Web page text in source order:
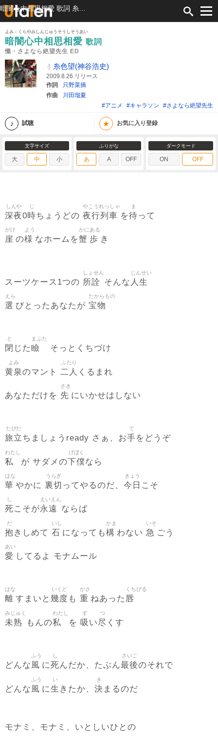
よみ：くらやみしんじゅうそうしそうあい
暗闇心中相思相愛 歌詞
懺・さよなら絶望先生 ED
糸色望(神谷浩史)
2009.8.26 リリース
作詞
只野菜摘
作曲
川田瑠夏
#アニメ
#キャラソン #さよなら絶望先生
試聴 ★ お気に入り登録
文字サイズ
大 中 小
ふりがな
あ A OFF
ダークモード
ON OFF
深夜
しんや
0時
じ
ちょうどの 夜行列車
やこうれっしゃ
を待
ま
って
崖
がけ
の様
よう
なホームを蟹
かに
歩
ある
き
スーツケース1つの 所詮
しょせん
そんな 人生
じんせい
選
えら
びとったあなたが 宝物
たからもの
閉
と
じた瞼
まぶた
そっとくちづけ
黄泉
よみ
のマント 二人
ふたり
くるまれ
あなただけを 先
さき
にいかせはしない
旅立
たびだ
ちましょうready さぁ、お手
て
をどうぞ
私
わたし
が サダメの下僕
げぼく
なら
華
はな
やかに 裏切
うらぎ
ってやるのだ、 今日
きょう
こそ
死
し
こそが永遠
えいえん
ならば
抱
だ
きしめて 石
いし
になっても構
かま
わない 急
いそ
ごう
愛
あい
してるよ モナムール
離
はな
すまいと 幾度
いくど
も 重
かさ
ねあった 唇
くちびる
未熟
みじゅく
もんの私
わたし
を 吸
す
い尽
つ
くす
どんな風
ふう
に死
し
んだか、たぶん最後
さいご
のそれで
どんな 風
ふう
に生
い
きたか、 決
き
まるのだ
モナミ、モナミ、いとしいひとの